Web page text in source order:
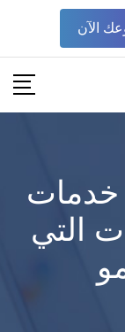
الآن
خدمات
التي